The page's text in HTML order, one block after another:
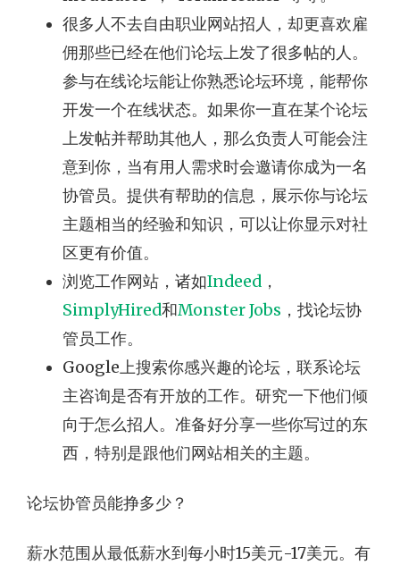
很多人不去自由职业网站招人，却更喜欢雇
佣那些已经在他们论坛上发了很多帖的人。
参与在线论坛能让你熟悉论坛环境，能帮你
开发一个在线状态。如果你一直在某个论坛
上发帖并帮助其他人，那么负责人可能会注
意到你，当有用人需求时会邀请你成为一名
协管员。提供有帮助的信息，展示你与论坛
主题相当的经验和知识，可以让你显示对社
区更有价值。
浏览工作网站，诸如Indeed ，
SimplyHired和Monster Jobs ，找论坛协
管员工作。
Google上搜索你感兴趣的论坛，联系论坛
主咨询是否有开放的工作。研究一下他们倾
向于怎么招人。准备好分享一些你写过的东
西，特别是跟他们网站相关的主题。
论坛协管员能挣多少？
薪水范围从最低薪水到每小时15美元-17美元。有